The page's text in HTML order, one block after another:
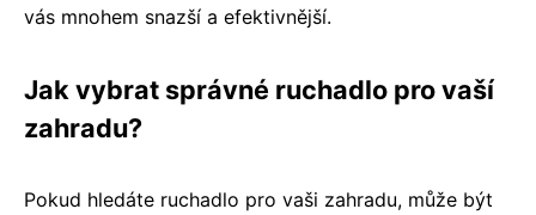
vás mnohem snazší a efektivnější.
Jak vybrat správné ruchadlo pro vaší
zahradu?
Pokud hledáte ruchadlo pro vaši zahradu, může být